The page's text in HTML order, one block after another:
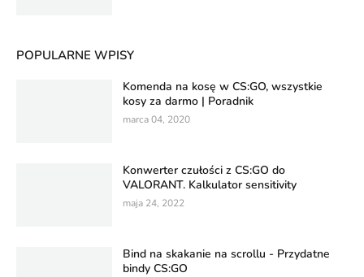
POPULARNE WPISY
Komenda na kosę w CS:GO, wszystkie
kosy za darmo | Poradnik
marca 04, 2020
Konwerter czułości z CS:GO do
VALORANT. Kalkulator sensitivity
maja 24, 2022
Bind na skakanie na scrollu - Przydatne
bindy CS:GO